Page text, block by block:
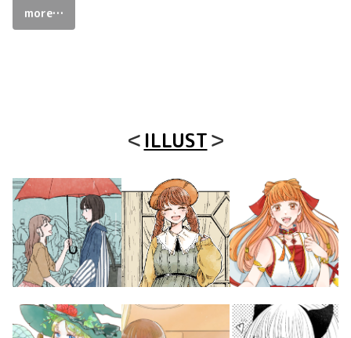
more…
＜ ILLUST＞